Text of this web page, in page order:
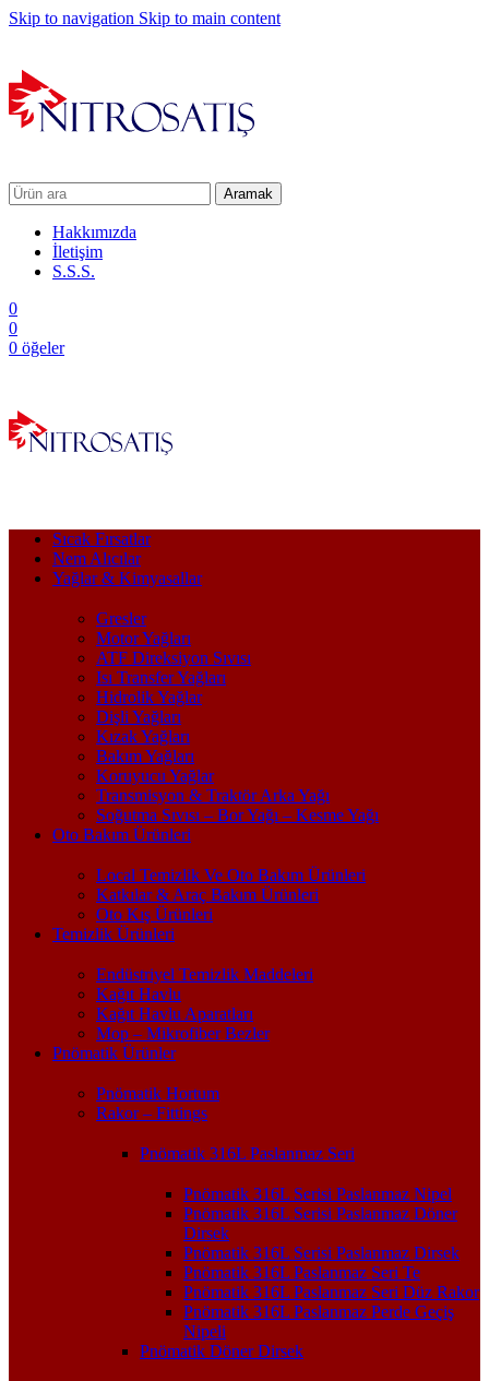
Skip to navigation Skip to main content
Aramak
Hakkımızda
İletişim
S.S.S.
0
0
0 öğeler
Sıcak Fırsatlar
Nem Alıcılar
Yağlar & Kimyasallar
Gresler
Motor Yağları
ATF Direksiyon Sıvısı
Isı Transfer Yağları
Hidrolik Yağlar
Dişli Yağları
Kızak Yağları
Bakım Yağları
Koruyucu Yağlar
Transmisyon & Traktör Arka Yağı
Soğutma Sıvısı – Bor Yağı – Kesme Yağı
Oto Bakım Ürünleri
Local Temizlik Ve Oto Bakım Ürünleri
Katkılar & Araç Bakım Ürünleri
Oto Kış Ürünleri
Temizlik Ürünleri
Endüstriyel Temizlik Maddeleri
Kağıt Havlu
Kağıt Havlu Aparatları
Mop – Mikrofiber Bezler
Pnömatik Ürünler
Pnömatik Hortum
Rakor – Fittings
Pnömatik 316L Paslanmaz Seri
Pnömatik 316L Serisi Paslanmaz Nipel
Pnömatik 316L Serisi Paslanmaz Döner
Dirsek
Pnömatik 316L Serisi Paslanmaz Dirsek
Pnömatik 316L Paslanmaz Seri Te
Pnömatik 316L Paslanmaz Seri Düz Rakor
Pnömatik 316L Paslanmaz Perde Geçiş
Nipeli
Pnömatik Döner Dirsek